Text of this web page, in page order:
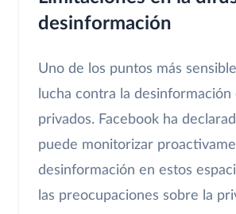
desinformación
Uno de los puntos más
lucha contra la desinformación
privados. Facebook ha
puede monitorizar
desinformación en estos
las preocupaciones sobre la